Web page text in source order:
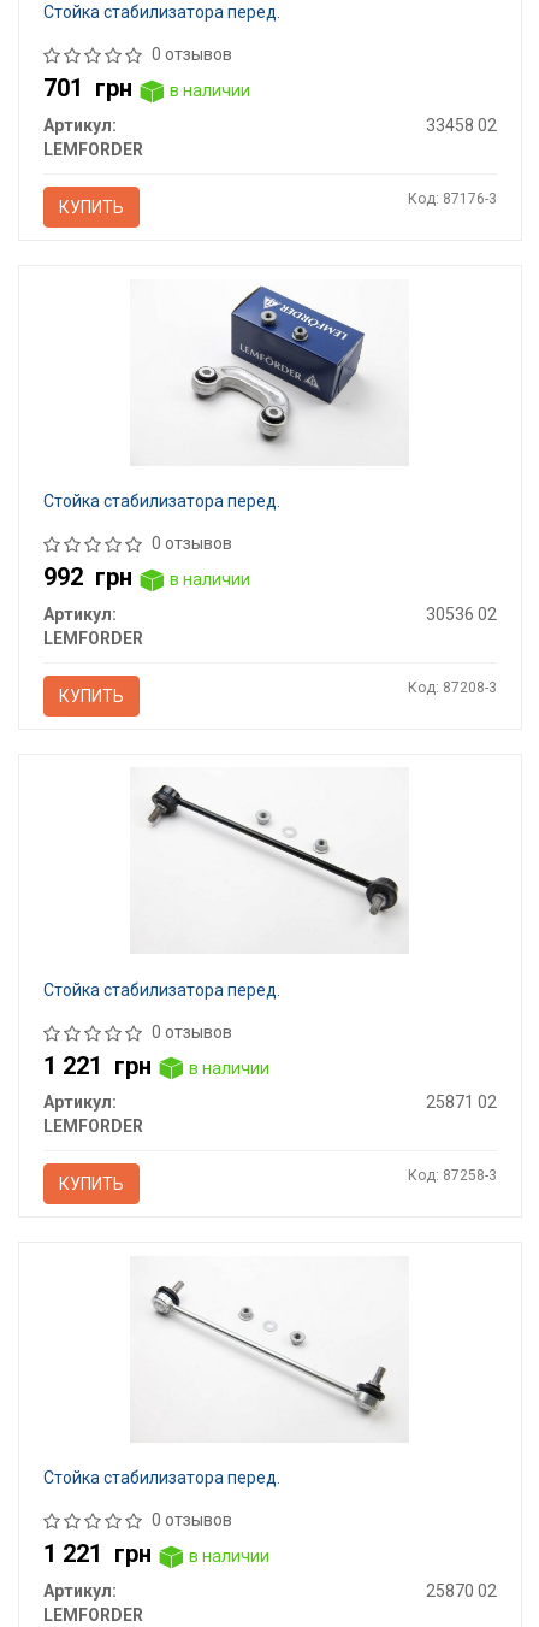
Стойка стабилизатора перед.
0 отзывов
701 грн
в наличии
Артикул:
33458 02
LEMFORDER
КУПИТЬ Код: 87176-3
Стойка стабилизатора перед.
0 отзывов
992 грн
в наличии
Артикул:
30536 02
LEMFORDER
КУПИТЬ Код: 87208-3
Стойка стабилизатора перед.
0 отзывов
1 221 грн
в наличии
Артикул:
25871 02
LEMFORDER
КУПИТЬ Код: 87258-3
Стойка стабилизатора перед.
0 отзывов
1 221 грн
в наличии
Артикул:
25870 02
LEMFORDER